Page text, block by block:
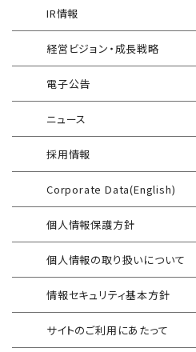
プレリミナリーサーベイ
「サプライチェーン強化に向け
運用開始に備えた事前対策支援
インシデント対応訓練
インシデント対応訓練シミュレー
情報セキュリティリスクアセスメ
FISCガイドライン準拠対応支援
地方公共団体向け 情報セキュリ
セルフアセスメント
産業制御システム向けリスクア
EC加盟店様向け セキュリティ・
対応アセスメントサービス
G-MDR
インターネット分離クラウド
SIEM運用／分析
Splunk自動遮断連携
エンドポイントセキュリティ
Security-First Aidサービス
セキュアメール
AAMSマルウェア・プロテクト
セキュリティログ分析／活用支援
サイバープロテクション（CP）
技術情報／コラム
IR情報
経営ビジョン・成長戦略
電子公告
ニュース
採用情報
Corporate Data(English)
個人情報保護方針
個人情報の取り扱いについて
情報セキュリティ基本方針
サイトのご利用にあたって